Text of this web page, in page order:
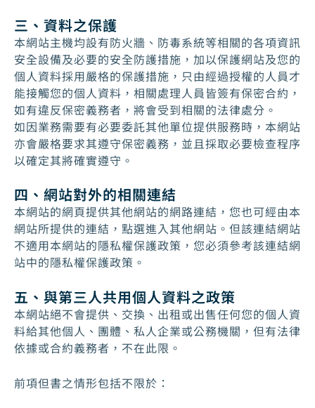
三、資料之保護
本網站主機均設有防火牆、防毒系統等相關的各項資訊
安全設備及必要的安全防護措施，加以保護網站及您的
個人資料採用嚴格的保護措施，只由經過授權的人員才
能接觸您的個人資料，相關處理人員皆簽有保密合約，
如有違反保密義務者，將會受到相關的法律處分。
如因業務需要有必要委託其他單位提供服務時，本網站
亦會嚴格要求其遵守保密義務，並且採取必要檢查程序
以確定其將確實遵守。
四、網站對外的相關連結
本網站的網頁提供其他網站的網路連結，您也可經由本
網站所提供的連結，點選進入其他網站。但該連結網站
不適用本網站的隱私權保護政策，您必須參考該連結網
站中的隱私權保護政策。
五、與第三人共用個人資料之政策
本網站絕不會提供、交換、出租或出售任何您的個人資
料給其他個人、團體、私人企業或公務機關，但有法律
依據或合約義務者，不在此限。
前項但書之情形包括不限於：